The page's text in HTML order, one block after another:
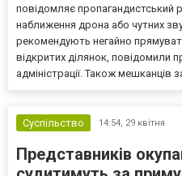
повідомляє пропагандистський
наближення дрона або чутних
рекомендують негайно
відкритих ділянок, повідомили
адміністрації. Також мешканців
Суспільство 14:54, 29 квітня
Представників